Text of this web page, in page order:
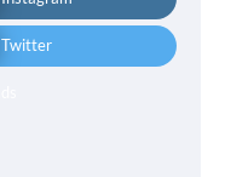
Twitter